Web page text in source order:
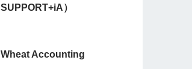
SUPPORT+iA）
Wheat Accounting